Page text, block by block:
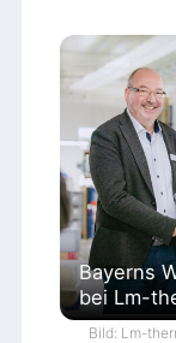
Bayerns
bei Lm-
Bild: Lm-